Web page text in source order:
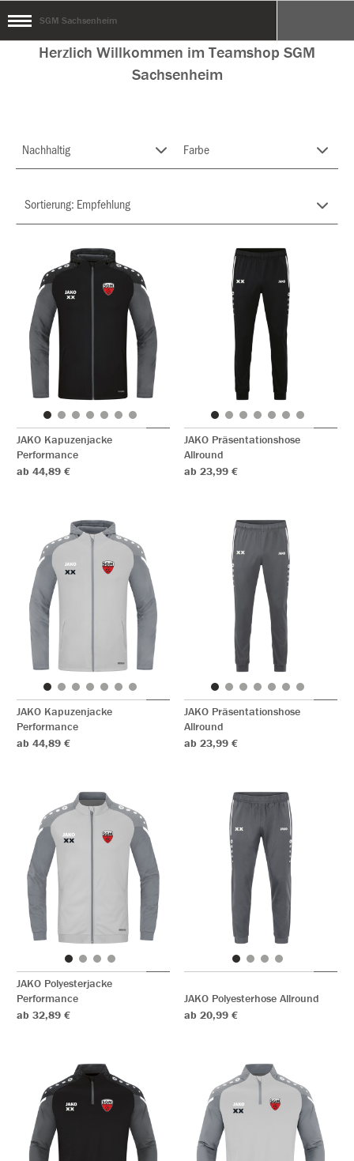
SGM Sachsenheim
Herzlich Willkommen im Teamshop SGM
Sachsenheim
Nachhaltig Farbe
JAKO Kapuzenjacke
Performance
ab 44,89 €
JAKO Präsentationshose
Allround
ab 23,99 €
JAKO Kapuzenjacke
Performance
ab 44,89 €
JAKO Präsentationshose
Allround
ab 23,99 €
JAKO Polyesterjacke
Performance
ab 32,89 €
JAKO Polyesterhose Allround
ab 20,99 €